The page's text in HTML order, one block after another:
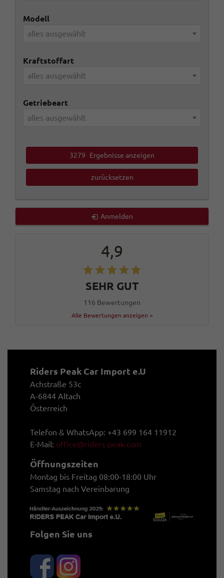
Modell
alles ausgewählt
Kraftstoffart
alles ausgewählt
Getriebeart
alles ausgewählt
3279 Ergebnisse anzeigen
zurücksetzen
Anmelden
4,9
SEHR GUT
116 Bewertungen
Alle Bewertungen anzeigen >
Riders Peak Car Import e.U
Achstraße 53c
A-6844 Altach
Österreich
Telefon & WhatsApp: +43 699 164 11912
E-Mail: office@riders-peak.com
Öffnungszeiten
Montag bis Freitag 08:00-18:00 Uhr
Samstag nach Vereinbarung
Folgen Sie uns